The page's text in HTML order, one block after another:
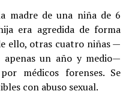
madre de una niña de 6
era agredida de forma
ello, otras cuatro niñas —
un año y medio—
médicos forenses. Se
con abuso sexual.